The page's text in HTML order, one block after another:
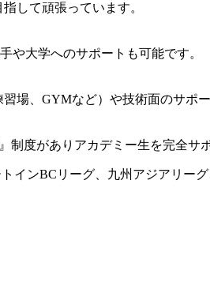
して頑張っています。
大学へのサポートも可能です。
場、GYMなど）や技術面のサポ
制度がありアカデミー生を完全サ
インBCリーグ、九州アジアリー